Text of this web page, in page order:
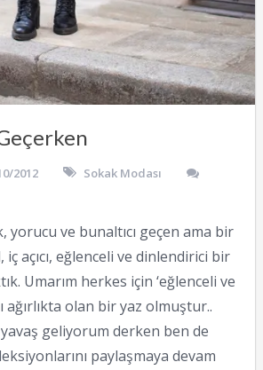
2012
Sokak Modası
yorucu ve bunaltıcı geçen ama bir
açıcı, eğlenceli ve dinlendirici bir
Umarım herkes için ‘eğlenceli ve
ağırlıkta olan bir yaz olmuştur..
geliyorum derken ben de
paylaşmaya devam